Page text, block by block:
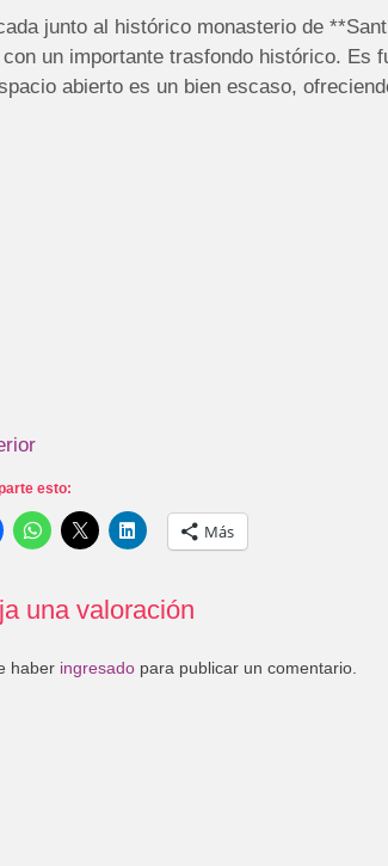
junto al histórico monasterio de
con un importante trasfondo histórico. Es
abierto es un bien escaso,
esto:
Más
una valoración
haber ingresado para publicar un comentario.